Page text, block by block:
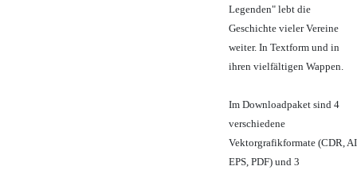
Legenden" lebt die
Geschichte vieler Vereine
weiter. In Textform und in
ihren vielfältigen Wappen.
Im Downloadpaket sind 4
verschiedene
Vektorgrafikformate (CDR, AI
EPS, PDF) und 3